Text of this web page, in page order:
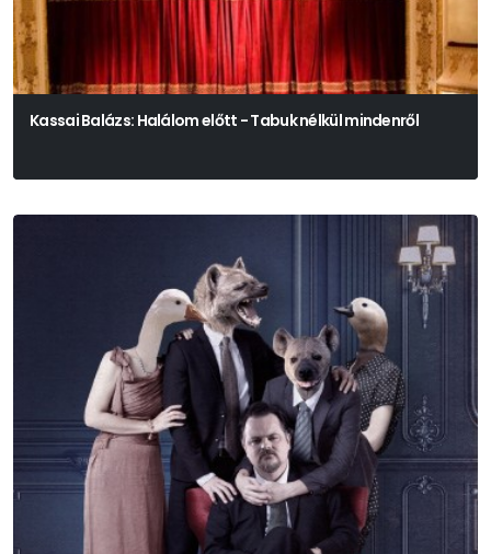
Kassai Balázs: Halálom előtt - Tabuk nélkül mindenről